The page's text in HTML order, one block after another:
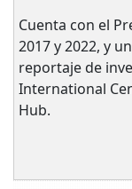
Cuenta con el
2017 y 2022, y
reportaje de
International
Hub.